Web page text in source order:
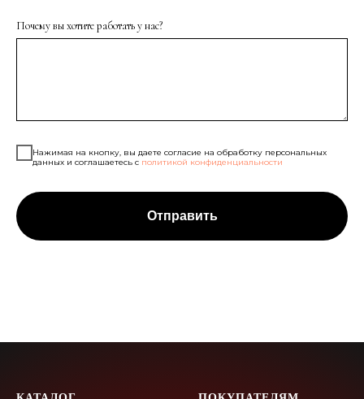
Почему вы хотите работать у нас?
Нажимая на кнопку, вы даете согласие на обработку персональных
данных и соглашаетесь c политикой конфиденциальности
Отправить